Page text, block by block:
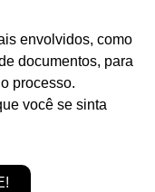
envolvidos, como
documentos, para
processo.
você se sinta